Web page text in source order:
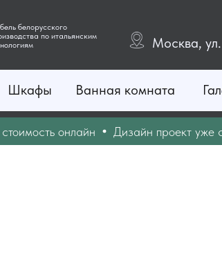
белорусского
по итальянским
Москва,
Ванная комната
Шкафы
онлайн Дизайн проект уже